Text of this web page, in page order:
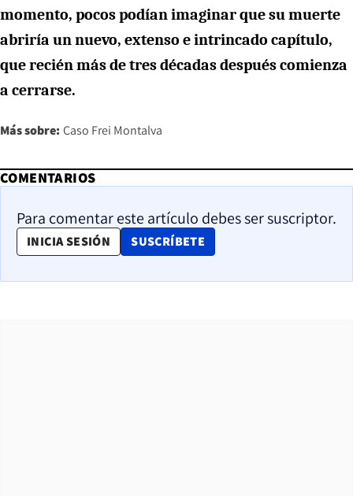
momento, pocos podían imaginar que su muerte
abriría un nuevo, extenso e intrincado capítulo,
que recién más de tres décadas después comienza
a cerrarse.
Más sobre: Caso Frei Montalva
COMENTARIOS
Para comentar este artículo debes ser suscriptor.
INICIA SESIÓN SUSCRÍBETE
OPENS IN NEW WINDOW